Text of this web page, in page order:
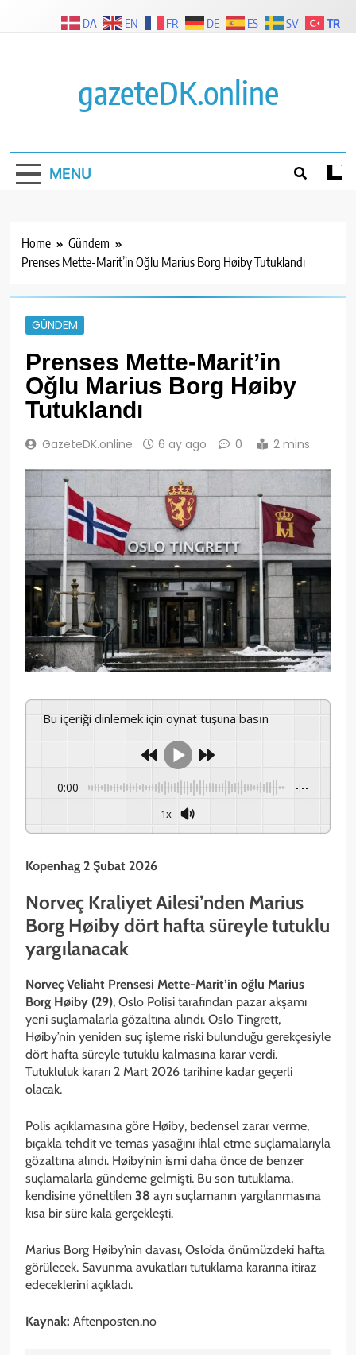
gazeteDK.online
MENU
Home
Gündem
Prenses Mette-Marit’in Oğlu Marius Borg Høiby Tutuklandı
GÜNDEM
Prenses Mette-Marit’in
Oğlu Marius Borg Høiby
Tutuklandı
GazeteDK.online 6 ay ago 0 2 mins
Bu içeriği dinlemek için oynat tuşuna basın
0:00 -:--
1x
Kopenhag 2 Şubat 2026
Norveç Kraliyet Ailesi’nden Marius
Borg Høiby dört hafta süreyle tutuklu
yargılanacak
Norveç Veliaht Prensesi Mette-Marit’in oğlu Marius
Borg Høiby (29), Oslo Polisi tarafından pazar akşamı
yeni suçlamalarla gözaltına alındı. Oslo Tingrett,
Høiby’nin yeniden suç işleme riski bulunduğu gerekçesiyle
dört hafta süreyle tutuklu kalmasına karar verdi.
Tutukluluk kararı 2 Mart 2026 tarihine kadar geçerli
olacak.
Polis açıklamasına göre Høiby, bedensel zarar verme,
bıçakla tehdit ve temas yasağını ihlal etme suçlamalarıyla
gözaltına alındı. Høiby’nin ismi daha önce de benzer
suçlamalarla gündeme gelmişti. Bu son tutuklama,
kendisine yöneltilen 38 ayrı suçlamanın yargılanmasına
kısa bir süre kala gerçekleşti.
Marius Borg Høiby’nin davası, Oslo’da önümüzdeki hafta
görülecek. Savunma avukatları tutuklama kararına itiraz
edeceklerini açıkladı.
Kaynak: Aftenposten.no
DA EN FR DE ES SV TR